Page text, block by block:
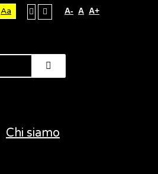
Aa A- A A+
Chi siamo